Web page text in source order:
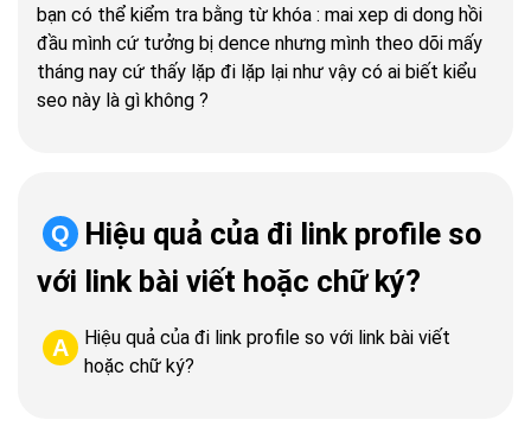
bạn có thể kiểm tra bằng từ khóa : mai xep di dong hồi
đầu mình cứ tưởng bị dence nhưng mình theo dõi mấy
tháng nay cứ thấy lặp đi lặp lại như vậy có ai biết kiểu
seo này là gì không ?
Q
Hiệu quả của đi link profile so
với link bài viết hoặc chữ ký?
A
Hiệu quả của đi link profile so với link bài viết
hoặc chữ ký?